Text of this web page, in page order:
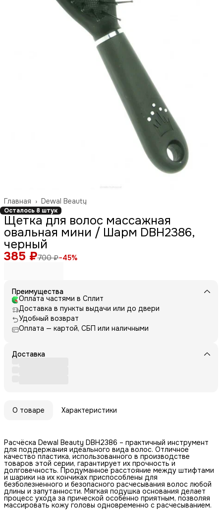
Dewal Beauty
Главная ›
Осталось 8 штук
Щетка для волос массажная
овальная мини / Шарм DBH2386,
черный
385 ₽700 ₽−45%
Преимущества
Оплата частями в Сплит
Доставка в пункты выдачи или до двери
Удобный возврат
Оплата — картой, СБП или наличными
Доставка
О товаре Характеристики
Расчёска Dewal Beauty DBH2386 – практичный инструмент
для поддержания идеального вида волос. Отличное
качество пластика, использованного в производстве
товаров этой серии, гарантирует их прочность и
долговечность. Продуманное расстояние между штифтами
и шарики на их кончиках приспособлены для
безболезненного и безопасного расчесывания волос любой
длины и запутанности. Мягкая подушка основания делает
процесс ухода за прической особенно приятным, позволяя
массировать кожу головы одновременно с расчесыванием.